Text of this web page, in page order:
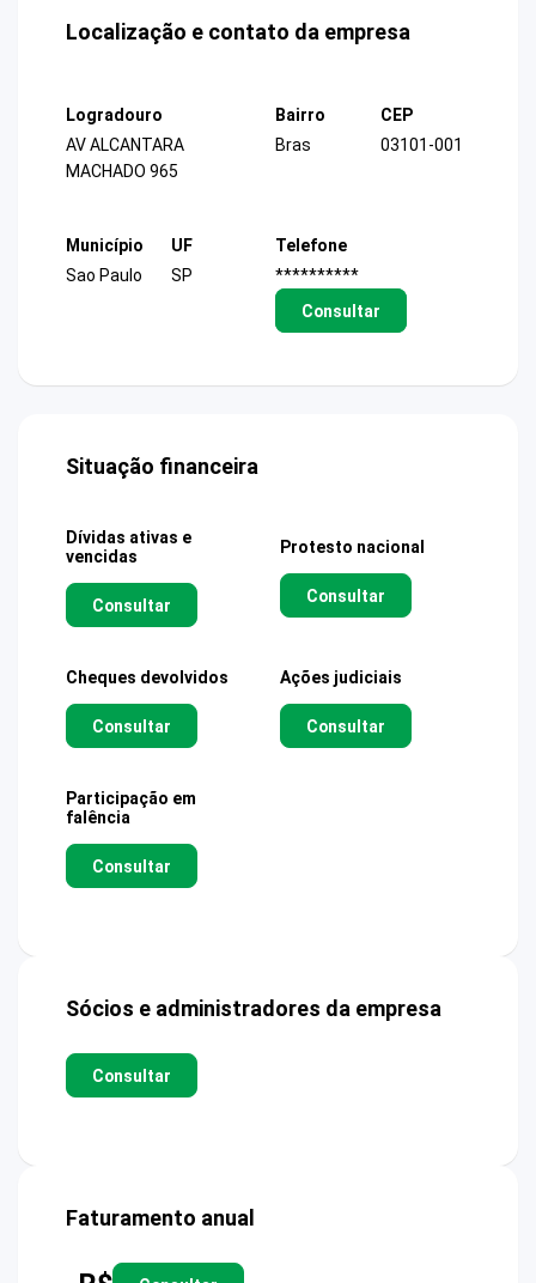
Localização e contato da empresa
Logradouro
AV ALCANTARA
MACHADO 965
Bairro
Bras
CEP
03101-001
Município
Sao Paulo
UF
SP
Telefone
**********
Consultar
Situação financeira
Dívidas ativas e
vencidas
Consultar
Protesto nacional
Consultar
Cheques devolvidos
Consultar
Ações judiciais
Consultar
Participação em
falência
Consultar
Sócios e administradores da empresa
Consultar
Faturamento anual